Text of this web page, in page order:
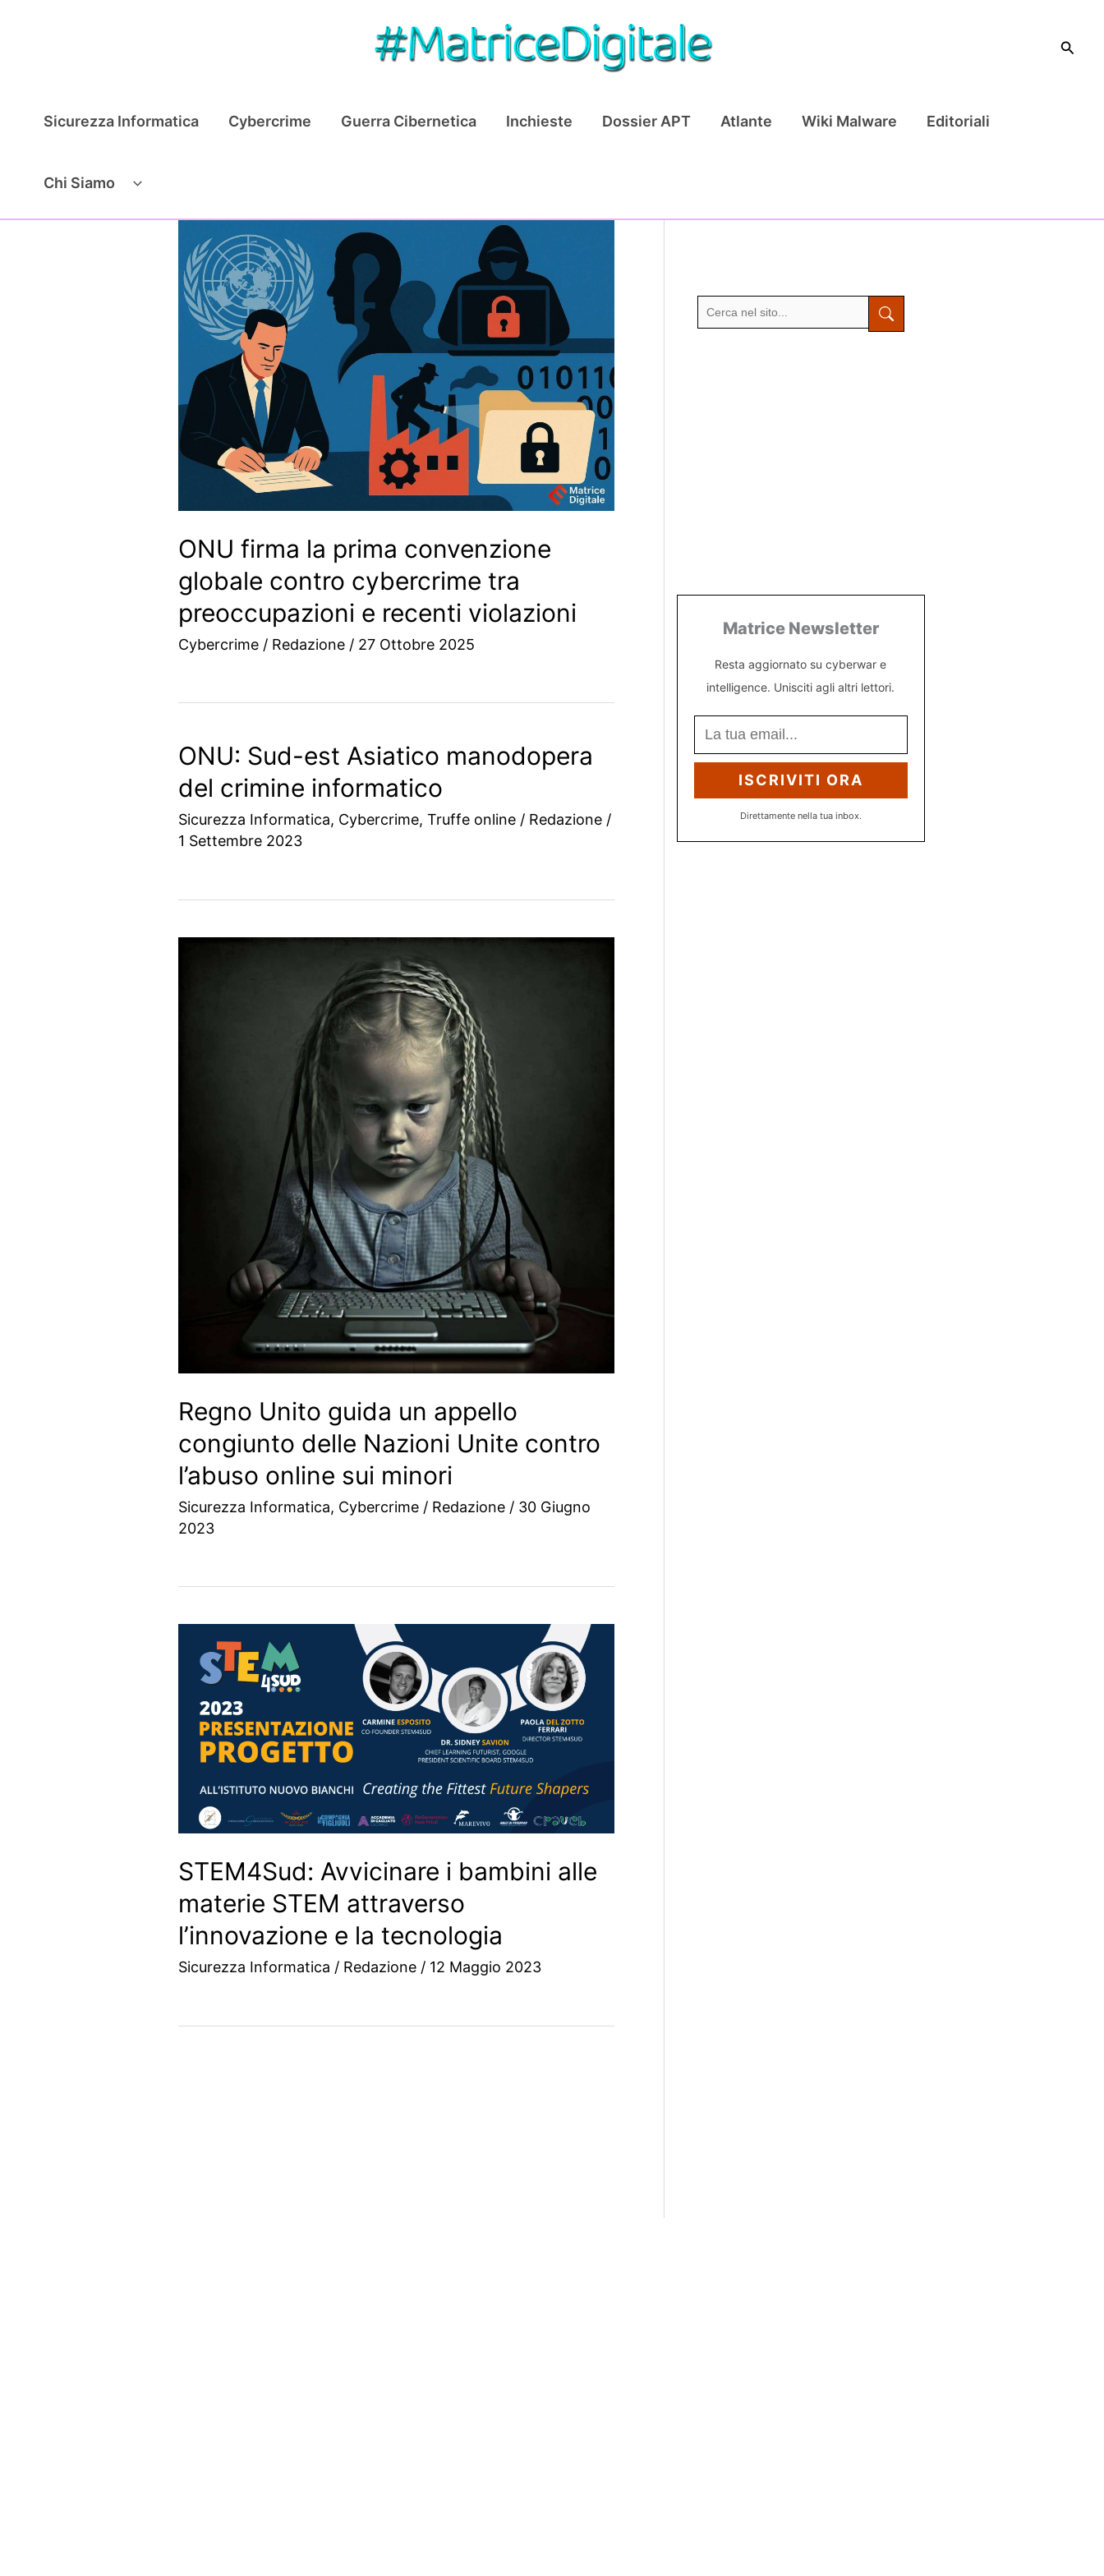
Cerca
Sicurezza Informatica Cybercrime Guerra Cibernetica Inchieste Dossier APT Atlante Wiki Malware Editoriali
Chi Siamo
ONU firma la prima convenzione
globale contro cybercrime tra
preoccupazioni e recenti violazioni
Cybercrime / Redazione / 27 Ottobre 2025
ONU: Sud-est Asiatico manodopera
del crimine informatico
Sicurezza Informatica, Cybercrime, Truffe online / Redazione /
1 Settembre 2023
Regno Unito guida un appello
congiunto delle Nazioni Unite contro
l’abuso online sui minori
Sicurezza Informatica, Cybercrime / Redazione / 30 Giugno
2023
STEM4Sud: Avvicinare i bambini alle
materie STEM attraverso
l’innovazione e la tecnologia
Sicurezza Informatica / Redazione / 12 Maggio 2023
Matrice Newsletter
Resta aggiornato su cyberwar e
intelligence. Unisciti agli altri lettori.
ISCRIVITI ORA
Direttamente nella tua inbox.